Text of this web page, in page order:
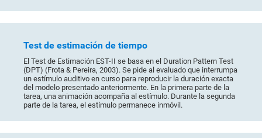
Test de estimación de tiempo
El Test de Estimación EST-II se basa en el Duration Pattern Test
(DPT) (Frota & Pereira, 2003). Se pide al evaluado que interrumpa
un estímulo auditivo en curso para reproducir la duración exacta
del modelo presentado anteriormente. En la primera parte de la
tarea, una animación acompaña al estímulo. Durante la segunda
parte de la tarea, el estímulo permanece inmóvil.